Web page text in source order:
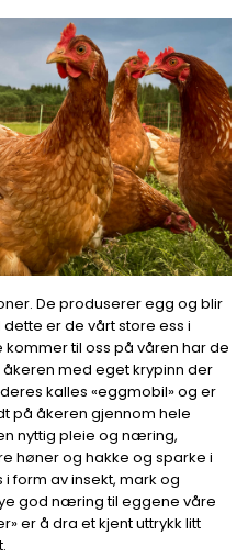
De produserer egg og blir
er de vårt store ess i
til oss på våren har de
med eget krypinn der
kalles «eggmobil» og er
på åkeren gjennom hele
nyttig pleie og næring,
høner og hakke og sparke i
form av insekt, mark og
god næring til eggene våre
er å dra et kjent uttrykk litt